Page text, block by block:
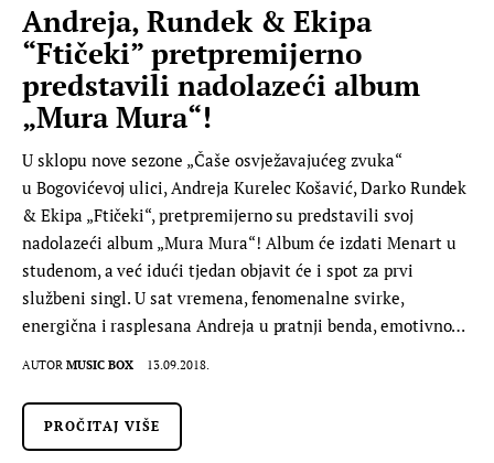
Andreja, Rundek & Ekipa
“Ftičeki” pretpremijerno
predstavili nadolazeći album
„Mura Mura“!
U sklopu nove sezone „Čaše osvježavajućeg zvuka“
u Bogovićevoj ulici, Andreja Kurelec Košavić, Darko Rundek
& Ekipa „Ftičeki“, pretpremijerno su predstavili svoj
nadolazeći album „Mura Mura“! Album će izdati Menart u
studenom, a već idući tjedan objavit će i spot za prvi
službeni singl. U sat vremena, fenomenalne svirke,
energična i rasplesana Andreja u pratnji benda, emotivno…
AUTOR MUSIC BOX 13.09.2018.
PROČITAJ VIŠE